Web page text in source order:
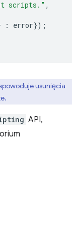
scripts." ,
: error});
usunięcia
API,